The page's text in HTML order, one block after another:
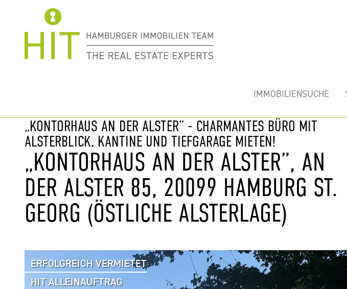
IMMOBILIENSUCHE
„KONTORHAUS AN DER ALSTER” - CHARMANTES BÜRO MIT
ALSTERBLICK, KANTINE UND TIEFGARAGE MIETEN!
„KONTORHAUS AN DER ALSTER”, AN
DER ALSTER 85, 20099 HAMBURG ST.
GEORG (ÖSTLICHE ALSTERLAGE)
ERFOLGREICH VERMIETET
HIT ALLEINAUFTRAG